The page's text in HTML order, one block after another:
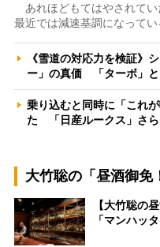
あれほどもてはやされてい
最近では減速基調になって
《雪道の対応力を検証》
ー」の真価 「ターボ」
乗り込むと同時に「これ
た 「日産ルークス」さ
大竹聡の「昼酒御免
【大竹聡の
「マンハッ